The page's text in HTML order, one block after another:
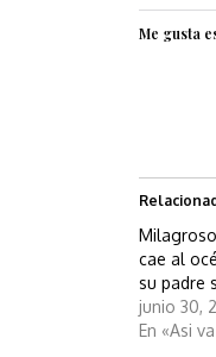
Me gusta
cae al
su padre
junio 30,
En «Asi